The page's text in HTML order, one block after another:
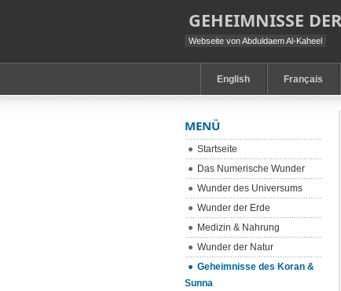
GEHEIMNISSE
Webseite von Abduldaem Al-Kaheel
English Français
MENÜ
Startseite
Das Numerische Wunder
Wunder des Universums
Wunder der Erde
Medizin & Nahrung
Wunder der Natur
Geheimnisse des Koran &
Sunna